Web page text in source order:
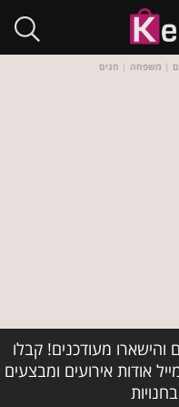
| משפחה | חגים
והישארו מעודכנים! קבלו
אודות אירועים ומבצעים